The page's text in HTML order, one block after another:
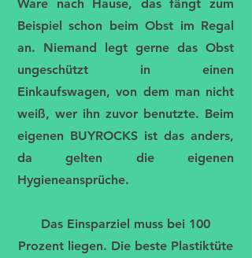
Ware nach Hause, das fängt zum
Beispiel schon beim Obst im Regal
an. Niemand legt gerne das Obst
ungeschützt in einen
Einkaufswagen, von dem man nicht
weiß, wer ihn zuvor benutzte. Beim
eigenen BUYROCKS ist das anders,
da gelten die eigenen
Hygieneansprüche.
Das Einsparziel muss bei 100
Prozent liegen. Die beste Plastiktüte